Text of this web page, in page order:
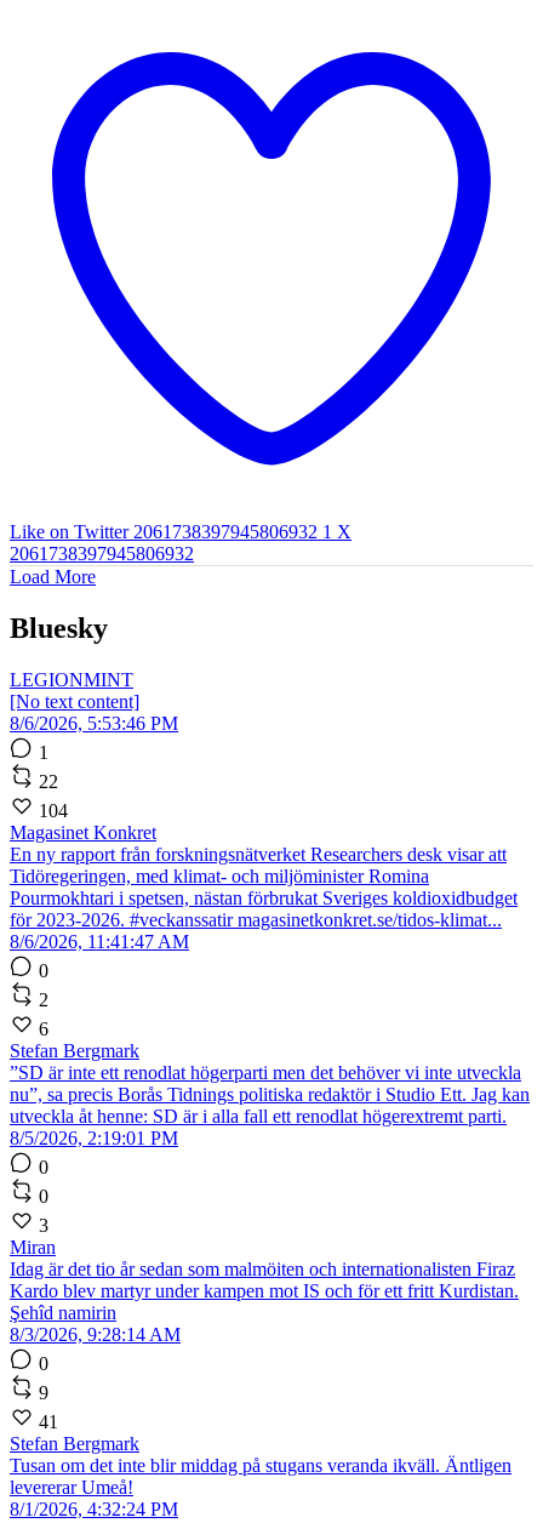
Like on Twitter 2061738397945806932 1 X
2061738397945806932
Load More
Bluesky
LEGIONMINT
[No text content]
8/6/2026, 5:53:46 PM
1
22
104
Magasinet Konkret
En ny rapport från forskningsnätverket Researchers desk visar att
Tidöregeringen, med klimat- och miljöminister Romina
Pourmokhtari i spetsen, nästan förbrukat Sveriges koldioxidbudget
för 2023-2026. #veckanssatir magasinetkonkret.se/tidos-klimat...
8/6/2026, 11:41:47 AM
0
2
6
Stefan Bergmark
”SD är inte ett renodlat högerparti men det behöver vi inte utveckla
nu”, sa precis Borås Tidnings politiska redaktör i Studio Ett. Jag kan
utveckla åt henne: SD är i alla fall ett renodlat högerextremt parti.
8/5/2026, 2:19:01 PM
0
0
3
Miran
Idag är det tio år sedan som malmöiten och internationalisten Firaz
Kardo blev martyr under kampen mot IS och för ett fritt Kurdistan.
Şehîd namirin
8/3/2026, 9:28:14 AM
0
9
41
Stefan Bergmark
Tusan om det inte blir middag på stugans veranda ikväll. Äntligen
levererar Umeå!
8/1/2026, 4:32:24 PM